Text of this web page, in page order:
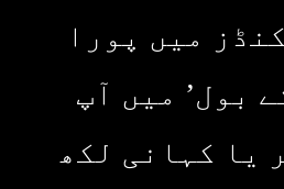
میں پورا
بول’ میں آپ
یا کہانی لکھ